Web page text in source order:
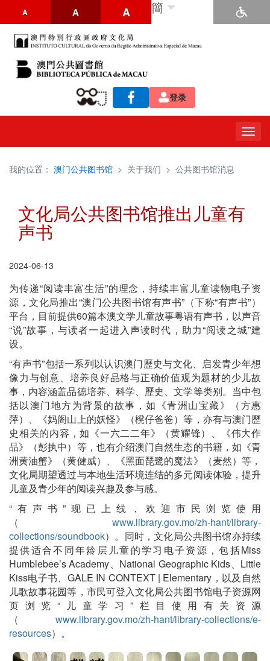
A A A 簡
登录
我的位置： 澳门公共图书馆 > 关于我们 > 公共图书馆消息
文化局公共图书馆推出儿童有
声书
2024-06-13
为传递“阅读丰富生活”的理念，持续丰富儿童读物电子资
源，文化局推出“澳门公共图书馆有声书”（下称“有声书”）
平台，目前提供60篇本澳文学儿童故事粤语有声书，以声音
“说”故事，与读者一起进入声读时代，助力“阅读之城”建
设。
“有声书”包括一系列以认识澳门歷史与文化、启发青少年想
像力与创意、培养良好品格与正确价值观为题材的少儿故
事，内容涵盖品德培养、科学、歷史、文学等类别。当中包
括以澳门地方为背景的故事，如《青洲山宝藏》（方惠
萍）、《妈阁山上的妖怪》（櫈仔爸爸）等，亦有与澳门歷
史相关的内容，如《一六二二年》（黄耀锋）、《伟大作
品》（彭执中）等，也有介绍澳门自然生态的书籍，如《青
洲黄油蟹》（黄健威）、《黑面琵鹭的魔法》（麦然）等，
文化局期望透过与本地生活环境连结的多元阅读体验，提升
儿童及青少年的阅读兴趣及参与感。
“有声书”现已上线，欢迎市民浏览使用
（ www.library.gov.mo/zh-hant/library-
collections/soundbook）。同时，文化局公共图书馆亦持续
提供适合不同年龄层儿童的学习电子资源，包括Miss
Humblebee’s Academy、National Geographic Kids、Little
Kiss电子书、GALE IN CONTEXT | Elementary，以及自然
儿歌故事花园等，市民可登入文化局公共图书馆电子资源网
页浏览“儿童学习”栏目使用有关资源
（ www.library.gov.mo/zh-hant/library-collections/e-
resources）。